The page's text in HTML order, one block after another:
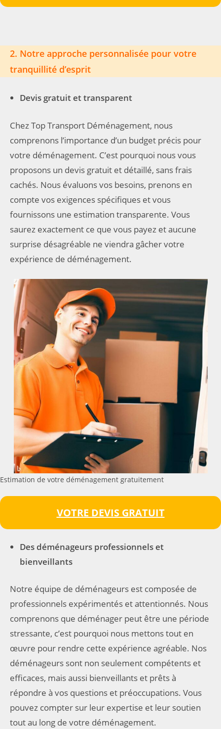
2. Notre approche personnalisée pour votre
tranquillité d’esprit
Devis gratuit et transparent
Chez Top Transport Déménagement, nous
comprenons l’importance d’un budget précis pour
votre déménagement. C’est pourquoi nous vous
proposons un devis gratuit et détaillé, sans frais
cachés. Nous évaluons vos besoins, prenons en
compte vos exigences spécifiques et vous
fournissons une estimation transparente. Vous
saurez exactement ce que vous payez et aucune
surprise désagréable ne viendra gâcher votre
expérience de déménagement.
Estimation de votre déménagement gratuitement
VOTRE DEVIS GRATUIT
Des déménageurs professionnels et
bienveillants
Notre équipe de déménageurs est composée de
professionnels expérimentés et attentionnés. Nous
comprenons que déménager peut être une période
stressante, c’est pourquoi nous mettons tout en
œuvre pour rendre cette expérience agréable. Nos
déménageurs sont non seulement compétents et
efficaces, mais aussi bienveillants et prêts à
répondre à vos questions et préoccupations. Vous
pouvez compter sur leur expertise et leur soutien
tout au long de votre déménagement.